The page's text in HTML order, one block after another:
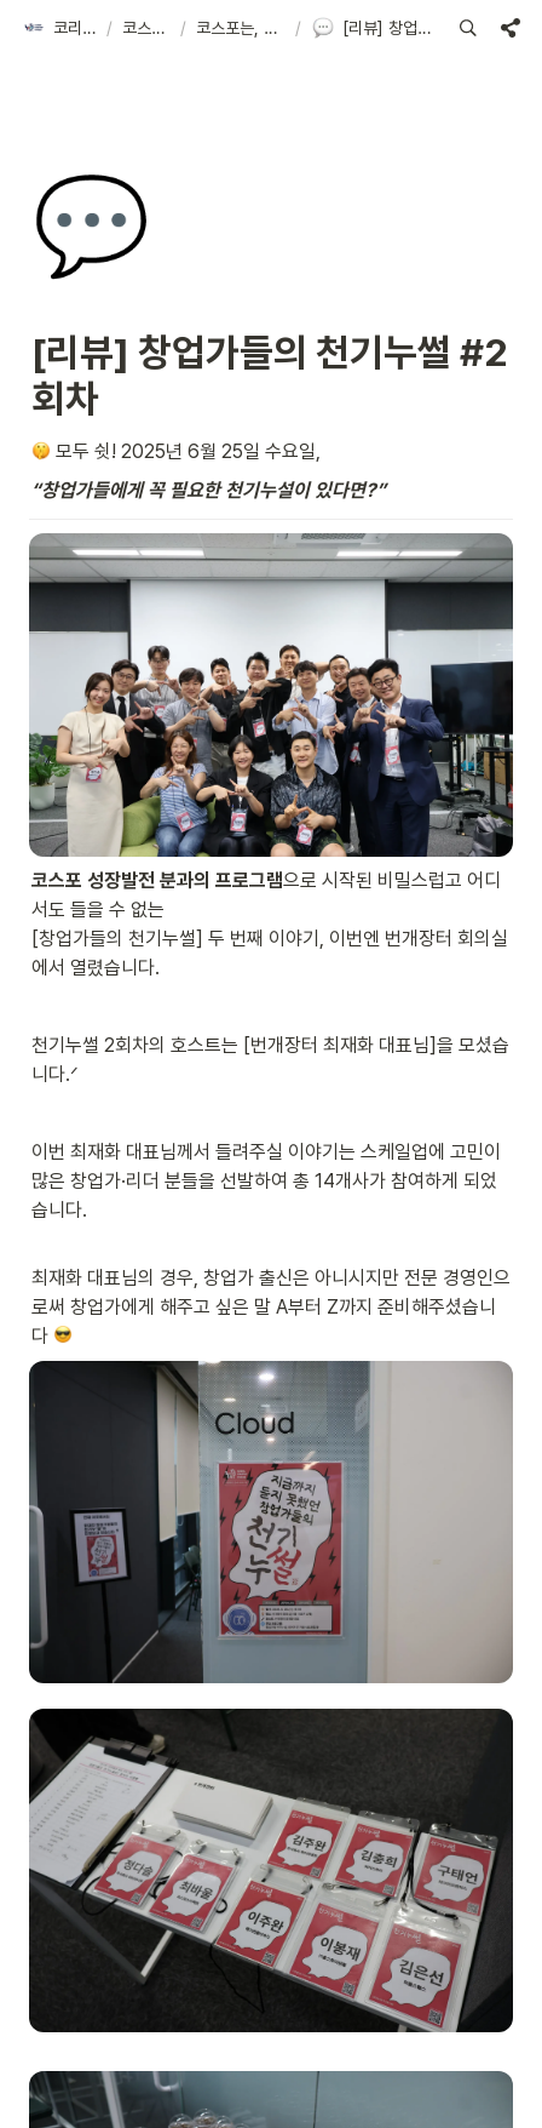
코리아스타트업포럼 / 코스포 아카이브 / 코스포는, 스타트업의 만남의 장을 열어요! / [리뷰] 창업가들의 천기누썰 #2회차
💬
[리뷰] 창업가들의 천기누썰 #2
회차
모두 쉿! 2025년 6월 25일 수요일,
“창업가들에게 꼭 필요한 천기누설이 있다면?”
코스포 성장발전 분과의 프로그램으로 시작된 비밀스럽고 어디
서도 들을 수 없는
[창업가들의 천기누썰] 두 번째 이야기, 이번엔 번개장터 회의실
에서 열렸습니다.
천기누썰 2회차의 호스트는 [번개장터 최재화 대표님]을 모셨습
니다.ᐟ
이번 최재화 대표님께서 들려주실 이야기는 스케일업에 고민이
많은 창업가·리더 분들을 선발하여 총 14개사가 참여하게 되었
습니다.
최재화 대표님의 경우, 창업가 출신은 아니시지만 전문 경영인으
로써 창업가에게 해주고 싶은 말 A부터 Z까지 준비해주셨습니
다